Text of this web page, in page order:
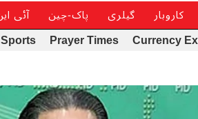
کاروبار گیلری پاک-چین آئی
Currency
Prayer Times
Sports